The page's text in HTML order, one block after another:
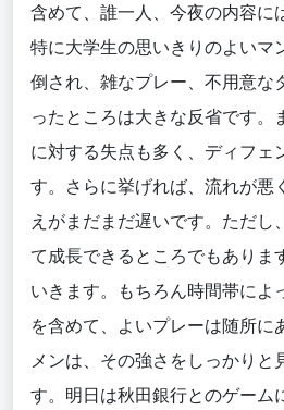
含めて、誰一人、今夜の内容に
特に大学生の思いきりのよいマ
倒され、雑なプレー、不用意な
ったところは大きな反省です。
に対する失点も多く、ディフェ
す。さらに挙げれば、流れが悪
えがまだまだ遅いです。ただし
て成長できるところでもありま
いきます。もちろん時間帯によ
を含めて、よいプレーは随所に
メンは、その強さをしっかりと
す。明日は秋田銀行とのゲーム